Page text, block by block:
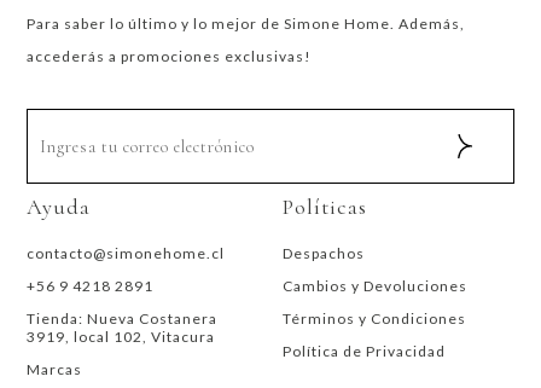
Para saber lo último y lo mejor de Simone Home. Además,
accederás a promociones exclusivas!
Ayuda
contacto@simonehome.cl
+56 9 4218 2891
Tienda: Nueva Costanera
3919, local 102, Vitacura
Marcas
Políticas
Despachos
Cambios y Devoluciones
Términos y Condiciones
Política de Privacidad